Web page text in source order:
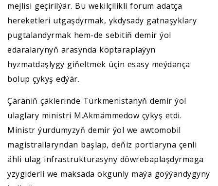
mejlisi geçirilýär. Bu wekilçilikli forum adatça
hereketleri utgaşdyrmak, ykdysady gatnaşyklary
pugtalandyrmak hem-de sebitiň demir ýol
edaralarynyň arasynda köptaraplaýyn
hyzmatdaşlygy giňeltmek üçin esasy meýdança
bolup çykyş edýär.
Çäräniň çäklerinde Türkmenistanyň demir ýol
ulaglary ministri M.Akmämmedow çykyş etdi.
Ministr ýurdumyzyň demir ýol we awtomobil
magistrallaryndan başlap, deňiz portlaryna çenli
ähli ulag infrastrukturasyny döwrebaplaşdyrmaga
yzygiderli we maksada okgunly maýa goýýandygyny